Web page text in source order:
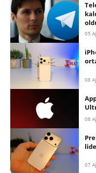
05
08
08
07